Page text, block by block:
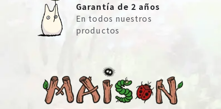
Garantía de 2 años
En todos nuestros
productos